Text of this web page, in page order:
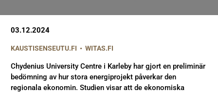
03.12.2024
KAUSTISENSEUTU.FI •WITAS.FI
Chydenius University Centre i Karleby har gjort en preliminär
bedömning av hur stora energiprojekt påverkar den
regionala ekonomin. Studien visar att de ekonomiska